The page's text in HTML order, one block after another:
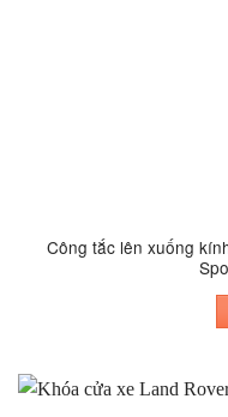
Công tắc lên xuống